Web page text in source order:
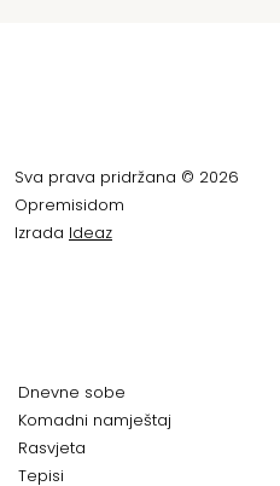
Sva prava pridržana © 2026
Opremisidom
Izrada Ideaz
Dnevne sobe
Komadni namještaj
Rasvjeta
Tepisi